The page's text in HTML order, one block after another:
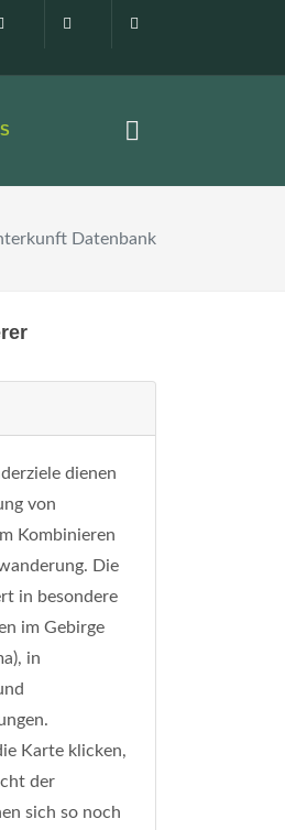
Impressum0160 99873408
Datenbank
dienen
von
Kombinieren
Die
in besondere
im Gebirge
in
Karte klicken,
der
sich so noch